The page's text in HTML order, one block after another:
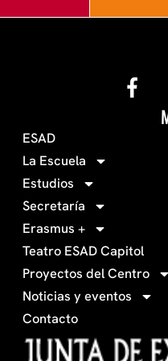
G
e
f
a
c
b
ESAD
La Escuela
Estudios
Secretaría
Erasmus +
Teatro ESAD Capitol
Proyectos del Centro
Noticias y eventos
Contacto